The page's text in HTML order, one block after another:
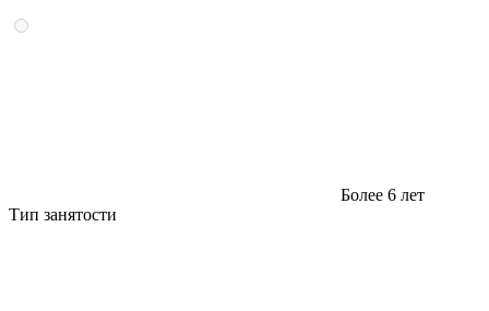
Более 6 лет
Тип занятости